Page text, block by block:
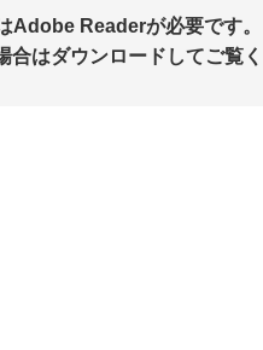
Adobe Readerが必要です。
はダウンロードしてご覧く